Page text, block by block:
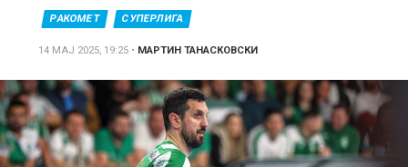
РАКОМЕТ СУПЕРЛИГА
14 МАЈ 2025, 19:25 • МАРТИН ТАНАСКОВСКИ